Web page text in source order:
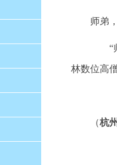
师弟
“师
林数位高
（杭